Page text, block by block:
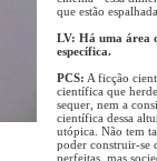
que estão
LV: Há uma área
específica.
PCS: A ficção
científica que
sequer, nem a
científica dessa
utópica. Não tem
poder construir-se
perfeitas, mas